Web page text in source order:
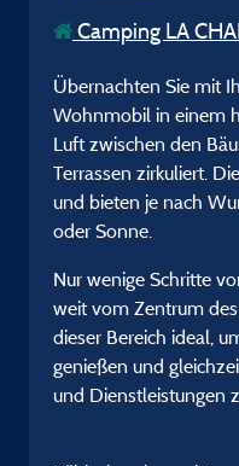
Camping LA
Übernachten Sie mit
Wohnmobil in einem
Luft zwischen den
Terrassen zirkuliert.
und bieten je nach
oder Sonne.
Nur wenige Schritte
weit vom Zentrum
dieser Bereich ideal,
genießen und
und Dienstleistungen